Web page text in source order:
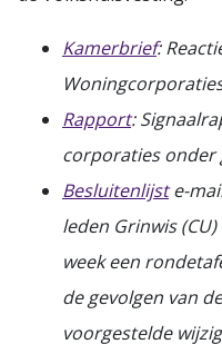
Kamerbrief:
Rapport:
corporaties onder
Besluitenlijste-
leden Grinwis
week een
de gevolgen van
voorgestelde